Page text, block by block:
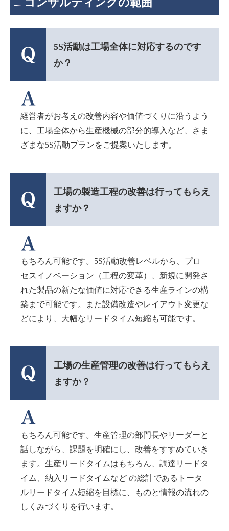
5S活動は工場全体に対応するのです
か？
経営者がお考えの改善内容や価値づくりに沿うよう
に、工場全体から生産機械の部分的導入など、さま
ざまな5S活動プランをご提案いたします。
工場の製造工程の改善は行ってもらえ
ますか？
もちろん可能です。5S活動改善レベルから、プロ
セスイノベーション（工程の変革）、新規に開発さ
れた製品の新たな価値に対応できる生産ラインの構
築まで可能です。また設備改造やレイアウト変更な
どにより、大幅なリードタイム短縮も可能です。
工場の生産管理の改善は行ってもらえ
ますか？
もちろん可能です。生産管理の部門長やリーダーと
話しながら、課題を明確にし、改善をすすめていき
ます。生産リードタイムはもちろん、調達リードタ
イム、納入リードタイムなど の総計であるトータ
ルリードタイム短縮を目標に、ものと情報の流れの
しくみづくりを行います。